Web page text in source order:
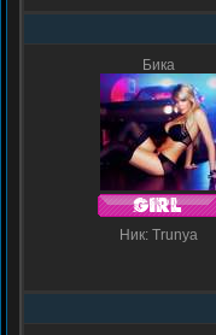
Бика
Ник: Trunya